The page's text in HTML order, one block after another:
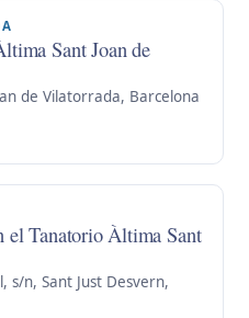
Sant Joan de
de Vilatorrada, Barcelona
el Tanatorio Àltima Sant
s/n, Sant Just Desvern,